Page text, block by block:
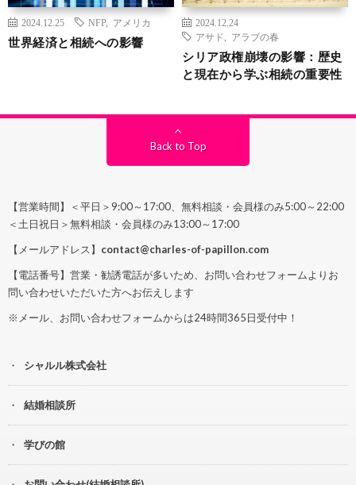
2024.12.25 NFP アメリカ
世界経済と相続への影響
2024.12.24
アサド
アラブの春
シリア政権崩壊の影響：歴史
と現在から学ぶ相続の重要性
Back to Top
【営業時間】＜平日＞9:00～17:00、無料相談・会員様のみ5:00～22:00
＜土日祝日＞無料相談・会員様のみ13:00～17:00
【メールアドレス】 contact@charles-of-papillon.com
【電話番号】営業・勧誘電話が多いため、お問い合わせフォームよりお
問い合わせいただいた方へお伝えします
※メール、お問い合わせフォームからは24時間365日受付中！
シャルル株式会社
結婚相談所
学びの館